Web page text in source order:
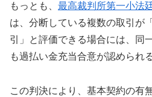
もっとも、 最高裁判所第一小法
は、分断している複数の取引が
引」と評価できる場合には、同
も過払い金充当合意が認められ
この判決により、基本契約の有